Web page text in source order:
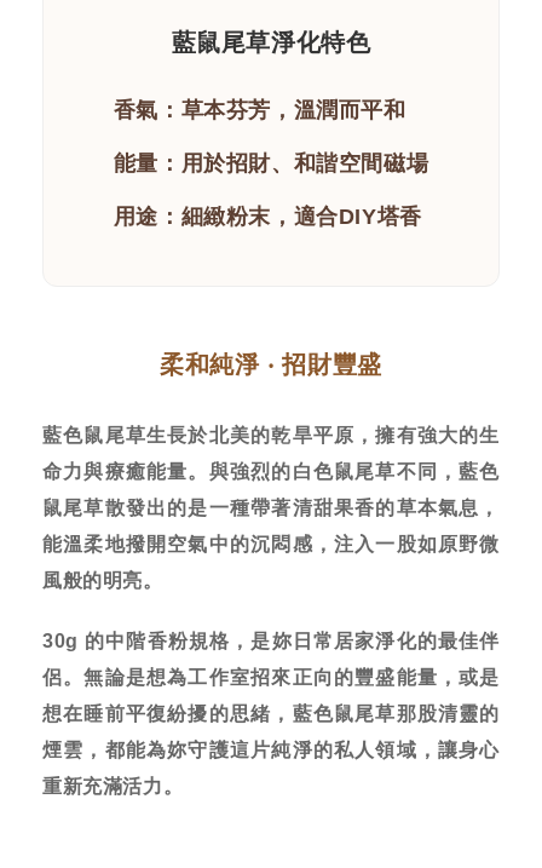
藍鼠尾草淨化特色
香氣：草本芬芳，溫潤而平和
能量：用於招財、和諧空間磁場
用途：細緻粉末，適合DIY塔香
柔和純淨 ‧ 招財豐盛
藍色鼠尾草生長於北美的乾旱平原，擁有強大的生
命力與療癒能量。與強烈的白色鼠尾草不同，藍色
鼠尾草散發出的是一種帶著清甜果香的草本氣息，
能溫柔地撥開空氣中的沉悶感，注入一股如原野微
風般的明亮。
30g 的中階香粉規格，是妳日常居家淨化的最佳伴
侶。無論是想為工作室招來正向的豐盛能量，或是
想在睡前平復紛擾的思緒，藍色鼠尾草那股清靈的
煙雲，都能為妳守護這片純淨的私人領域，讓身心
重新充滿活力。